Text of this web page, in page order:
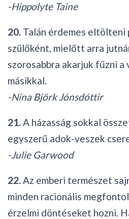
-Hippolyte Taine
20. Talán érdemes eltölteni
szülőként, mielőtt arra
szorosabbra akarjuk fűzni a
másikkal.
-Nína Björk Jónsdóttir
21.A házasság sokkal
egyszerű adok-veszek
-Julie Garwood
22.Az emberi természet
minden racionális
érzelmi döntéseket hozni.